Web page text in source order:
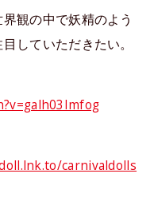
観の中で妖精のよう
していただきたい。
carnivaldolls